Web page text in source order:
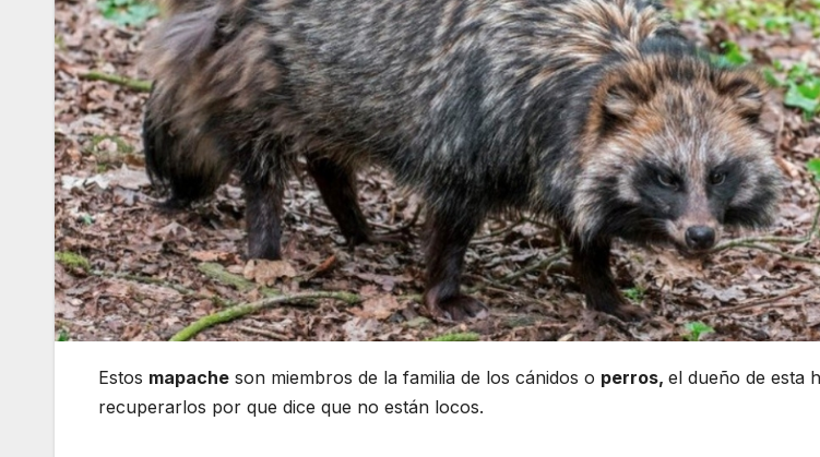
Estos mapache son miembros de la familia de los cánidos o perros, el dueño de esta
recuperarlos por que dice que no están locos.